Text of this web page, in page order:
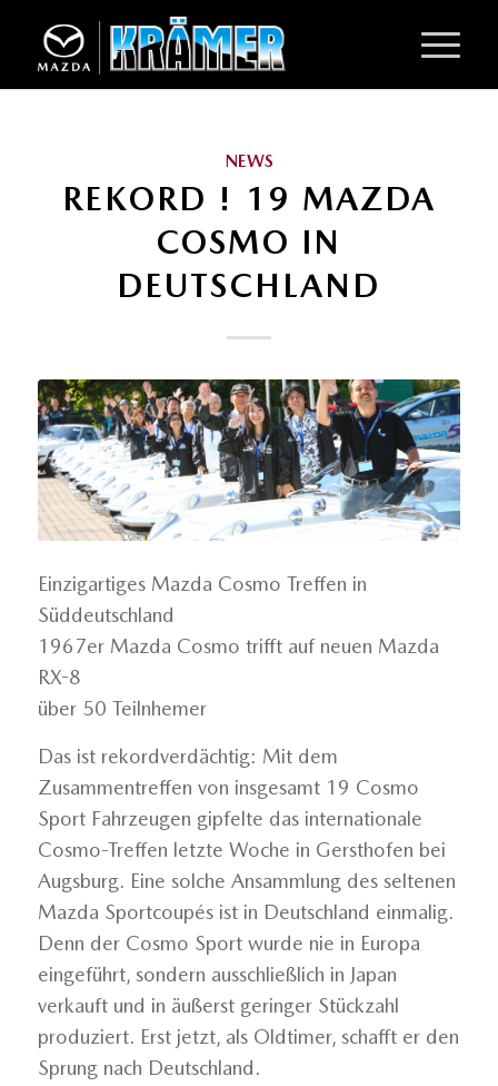
NEWS
REKORD ! 19 MAZDA
COSMO IN
DEUTSCHLAND
Einzigartiges Mazda Cosmo Treffen in
Süddeutschland
1967er Mazda Cosmo trifft auf neuen Mazda
RX-8
über 50 Teilnhemer
Das ist rekordverdächtig: Mit dem
Zusammentreffen von insgesamt 19 Cosmo
Sport Fahrzeugen gipfelte das internationale
Cosmo-Treffen letzte Woche in Gersthofen bei
Augsburg. Eine solche Ansammlung des seltenen
Mazda Sportcoupés ist in Deutschland einmalig.
Denn der Cosmo Sport wurde nie in Europa
eingeführt, sondern ausschließlich in Japan
verkauft und in äußerst geringer Stückzahl
produziert. Erst jetzt, als Oldtimer, schafft er den
Sprung nach Deutschland.